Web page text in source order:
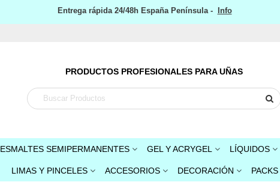
Entrega rápida 24/48h España Península - Info
PRODUCTOS PROFESIONALES PARA UÑAS
ESMALTES SEMIPERMANENTES GEL Y ACRYGEL LÍQUIDOS
LIMAS Y PINCELES ACCESORIOS DECORACIÓN PACKS